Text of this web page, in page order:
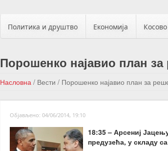
Политика и друштво Економија
Порошенко најавио план
Насловна / Вести / Порошенко најавио план за
Објављено: 04/06/2014, 19:10
18:35 – Арсениј
предузећа, у складу